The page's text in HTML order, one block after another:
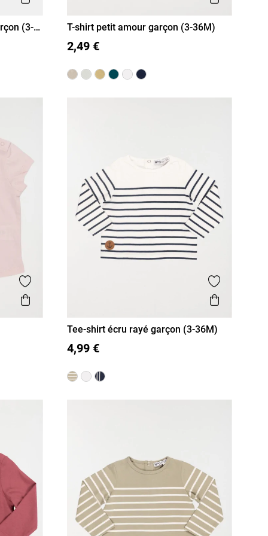
(3-
3M 6M 12M 18M 36M
T-shirt petit amour garçon (3-36M)
2,49 €
Ajouter aux favoris
Aperçu rapide Ajouter
Aperçu
3M 6M 12M 18M 36M
Tee-shirt écru rayé garçon (3-36M)
4,99 €